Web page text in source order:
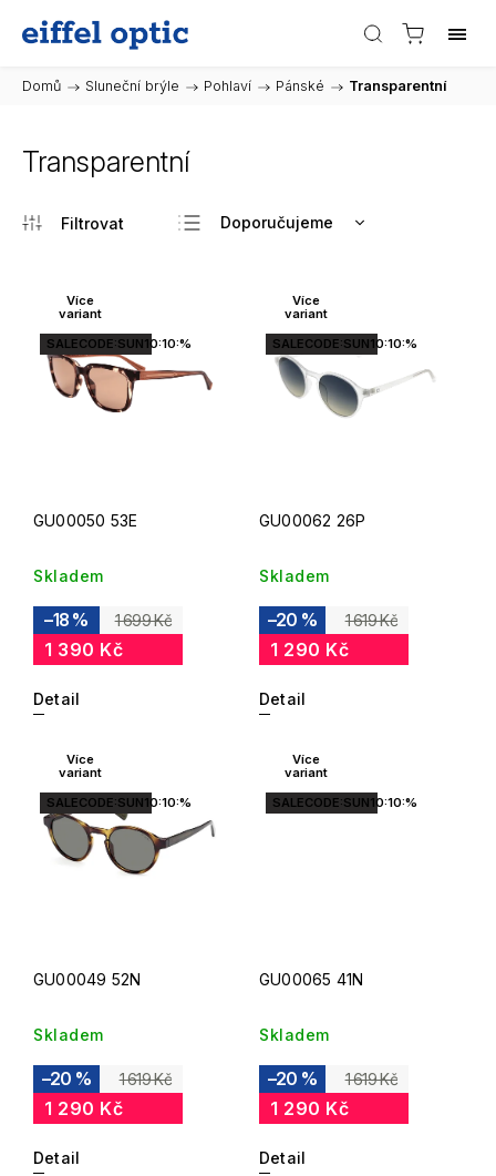
Domů / Sluneční brýle / Pohlaví / Pánské / Transparentní
Transparentní
Doporučujeme
Nejdražší
Abecedně
Více
variant
SALECODE:SUN10:10:%
GU00050 53E
Skladem
1 699 Kč
–18 %
1 390 Kč
Detail
Více
variant
SALECODE:SUN10:10:%
GU00062 26P
Skladem
1 619 Kč
–20 %
1 290 Kč
Detail
Více
variant
SALECODE:SUN10:10:%
GU00049 52N
Skladem
1 619 Kč
–20 %
1 290 Kč
Detail
Více
variant
SALECODE:SUN10:10:%
GU00065 41N
Skladem
1 619 Kč
–20 %
1 290 Kč
Detail